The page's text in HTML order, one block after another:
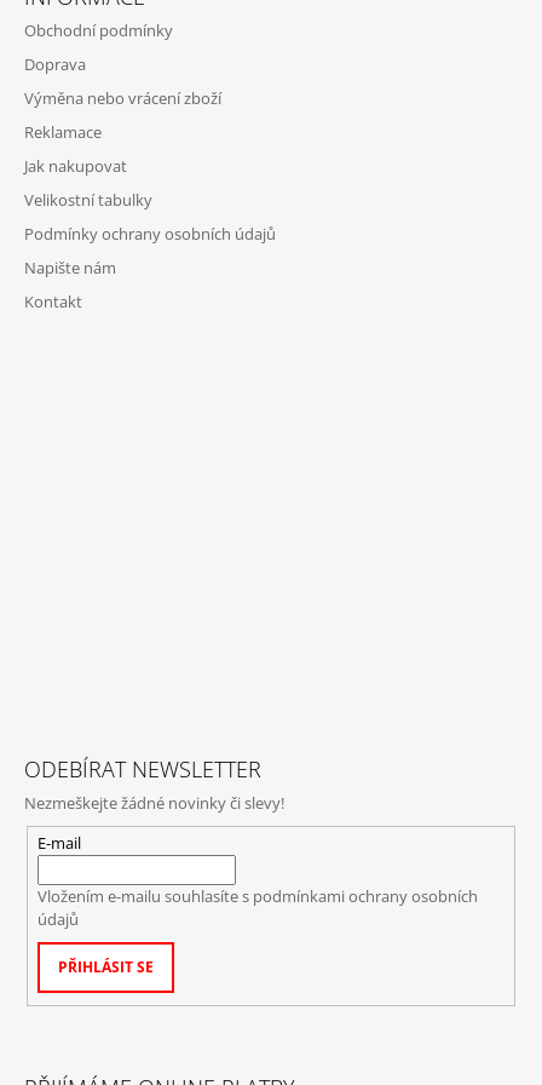
Obchodní podmínky
Doprava
Výměna nebo vrácení zboží
Reklamace
Jak nakupovat
Velikostní tabulky
Podmínky ochrany osobních údajů
Napište nám
Kontakt
ODEBÍRAT NEWSLETTER
Nezmeškejte žádné novinky či slevy!
E-mail
Vložením e-mailu souhlasíte s podmínkami ochrany osobních
údajů
PŘIHLÁSIT SE